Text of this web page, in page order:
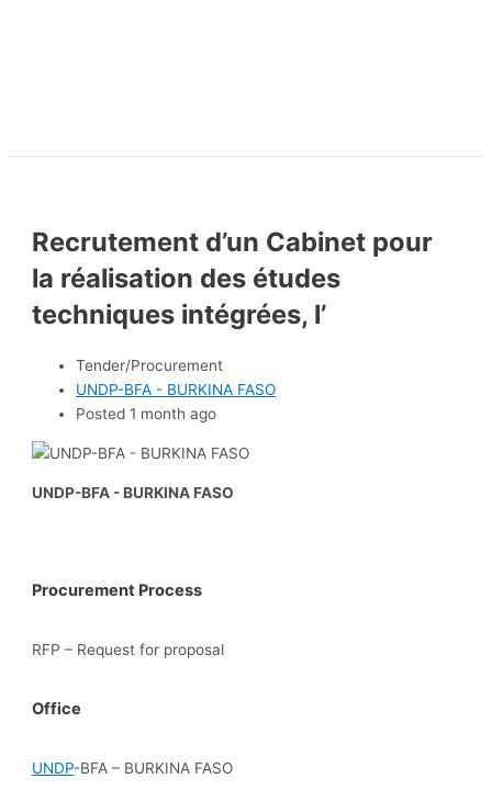
Recrutement d’un Cabinet pour
la réalisation des études
techniques intégrées, l’
Tender/Procurement
UNDP-BFA - BURKINA FASO
Posted 1 month ago
UNDP-BFA - BURKINA FASO
Procurement Process
RFP – Request for proposal
Office
UNDP-BFA – BURKINA FASO